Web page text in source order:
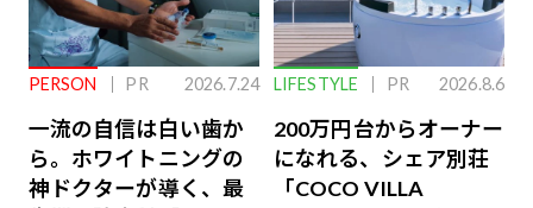
PERSON PR 2026.7.24
一流の自信は白い歯か
ら。ホワイトニングの
神ドクターが導く、最
LIFESTYLE PR 2026.8.6
200万円台からオーナー
になれる、シェア別荘
「COCO VILLA